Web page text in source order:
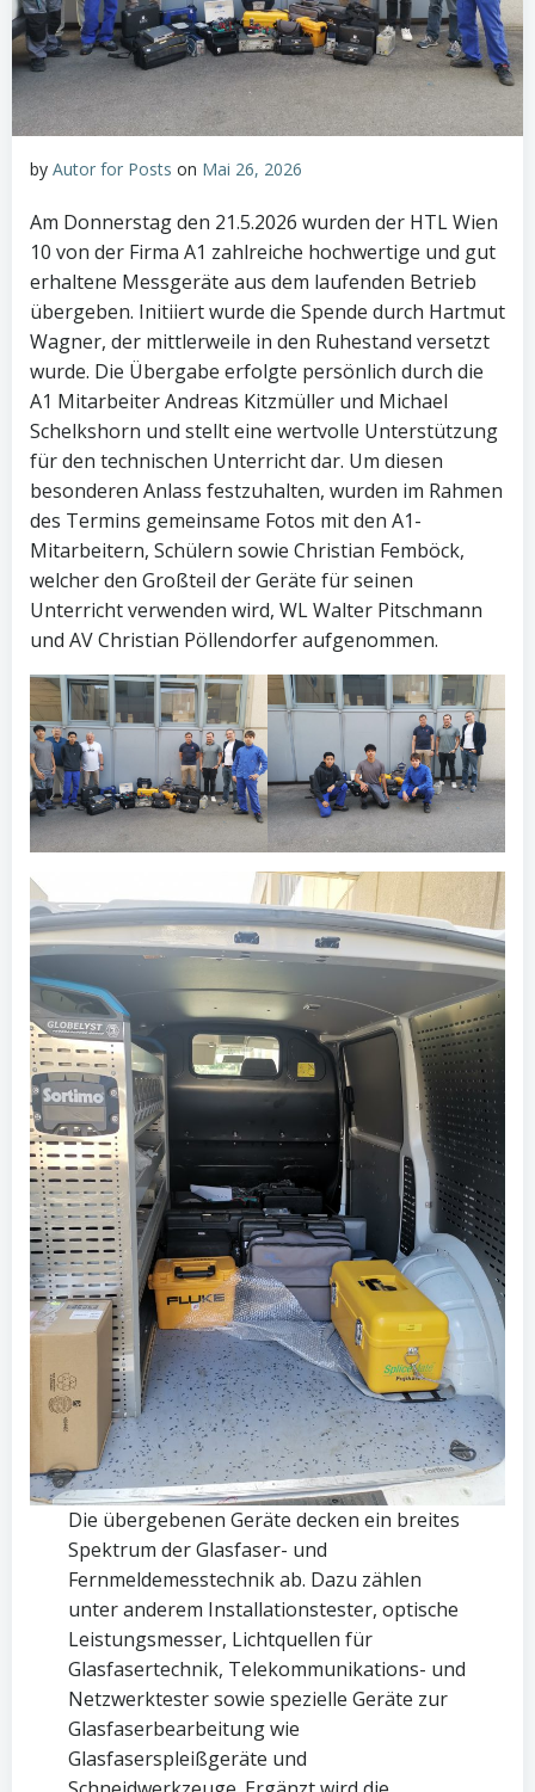
by Autor for Posts on Mai 26, 2026
Am Donnerstag den 21.5.2026 wurden der HTL Wien
10 von der Firma A1 zahlreiche hochwertige und gut
erhaltene Messgeräte aus dem laufenden Betrieb
übergeben. Initiiert wurde die Spende durch Hartmut
Wagner, der mittlerweile in den Ruhestand versetzt
wurde. Die Übergabe erfolgte persönlich durch die
A1 Mitarbeiter Andreas Kitzmüller und Michael
Schelkshorn und stellt eine wertvolle Unterstützung
für den technischen Unterricht dar. Um diesen
besonderen Anlass festzuhalten, wurden im Rahmen
des Termins gemeinsame Fotos mit den A1-
Mitarbeitern, Schülern sowie Christian Femböck,
welcher den Großteil der Geräte für seinen
Unterricht verwenden wird, WL Walter Pitschmann
und AV Christian Pöllendorfer aufgenommen.
Die übergebenen Geräte decken ein breites
Spektrum der Glasfaser- und
Fernmeldemesstechnik ab. Dazu zählen
unter anderem Installationstester, optische
Leistungsmesser, Lichtquellen für
Glasfasertechnik, Telekommunikations- und
Netzwerktester sowie spezielle Geräte zur
Glasfaserbearbeitung wie
Glasfaserspleißgeräte und